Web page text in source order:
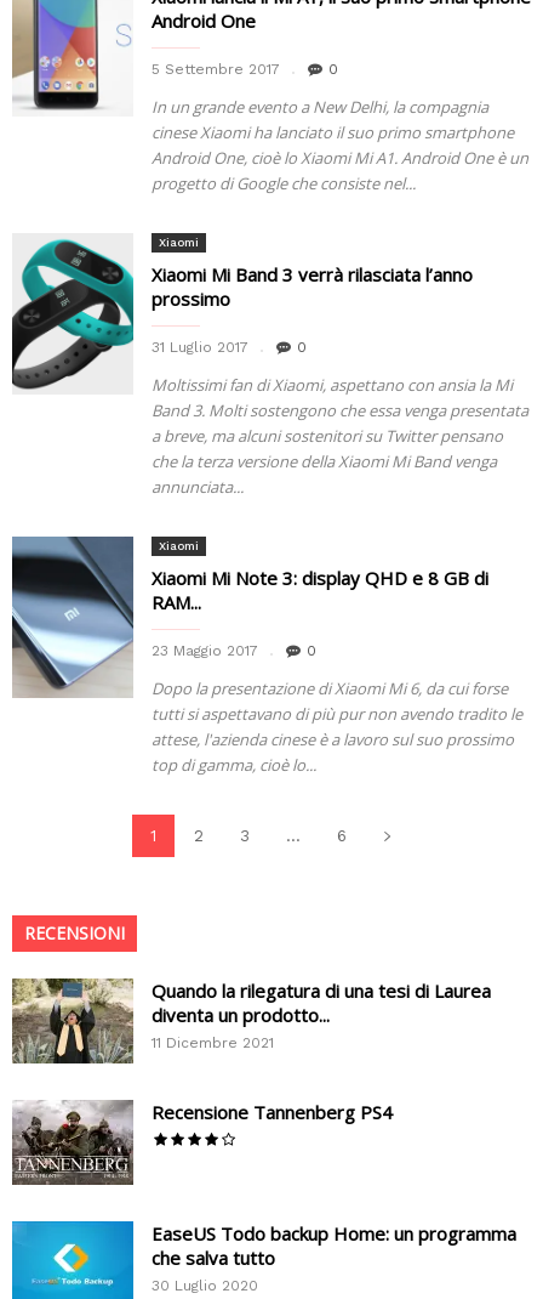
Android One
5 Settembre 2017 0
In un grande evento a New Delhi, la compagnia
cinese Xiaomi ha lanciato il suo primo smartphone
Android One, cioè lo Xiaomi Mi A1. Android One è un
progetto di Google che consiste nel...
Xiaomi
Xiaomi Mi Band 3 verrà rilasciata l’anno
prossimo
31 Luglio 2017 0
Moltissimi fan di Xiaomi, aspettano con ansia la Mi
Band 3. Molti sostengono che essa venga presentata
a breve, ma alcuni sostenitori su Twitter pensano
che la terza versione della Xiaomi Mi Band venga
annunciata...
Xiaomi
Xiaomi Mi Note 3: display QHD e 8 GB di
RAM...
23 Maggio 2017 0
Dopo la presentazione di Xiaomi Mi 6, da cui forse
tutti si aspettavano di più pur non avendo tradito le
attese, l'azienda cinese è a lavoro sul suo prossimo
top di gamma, cioè lo...
1 2 3 ... 6
RECENSIONI
Quando la rilegatura di una tesi di Laurea
diventa un prodotto...
11 Dicembre 2021
Recensione Tannenberg PS4
EaseUS Todo backup Home: un programma
che salva tutto
30 Luglio 2020